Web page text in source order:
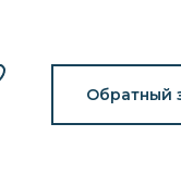
Обратный